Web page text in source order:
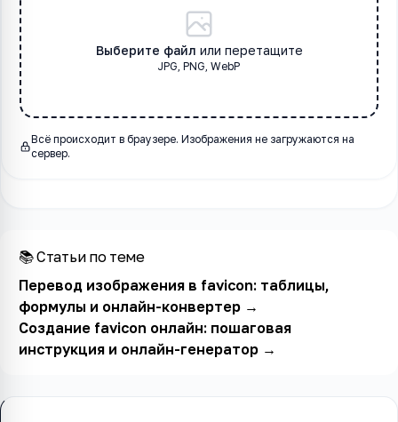
Выберите файл или перетащите
JPG, PNG, WebP
Всё происходит в браузере. Изображения не загружаются на
сервер.
📚 Статьи по теме
Перевод изображения в favicon: таблицы,
формулы и онлайн-конвертер→
Создание favicon онлайн: пошаговая
инструкция и онлайн-генератор→